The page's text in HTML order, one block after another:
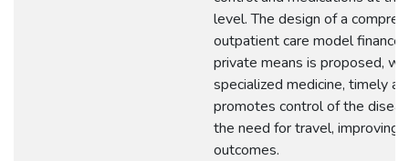
level. The design of a
outpatient care model
private means is proposed,
specialized medicine, timely
promotes control of the
the need for travel, improving
outcomes.